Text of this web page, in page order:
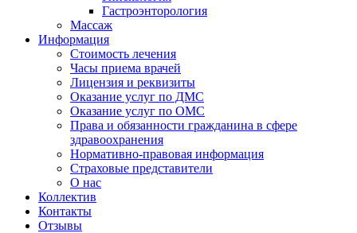
Гастроэнторология
Массаж
Информация
Стоимость лечения
Часы приема врачей
Лицензия и реквизиты
Оказание услуг по ДМС
Оказание услуг по ОМС
Права и обязанности гражданина в сфере
здравоохранения
Нормативно-правовая информация
Страховые представители
О нас
Коллектив
Контакты
Отзывы